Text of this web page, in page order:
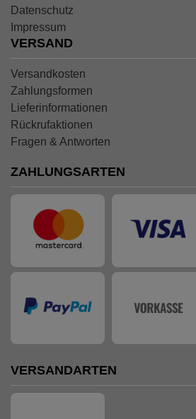
Datenschutz
Impressum
VERSAND
Versandkosten
Zahlungsformen
Lieferinformationen
Rückrufaktionen
Fragen & Antworten
ZAHLUNGSARTEN
VERSANDARTEN